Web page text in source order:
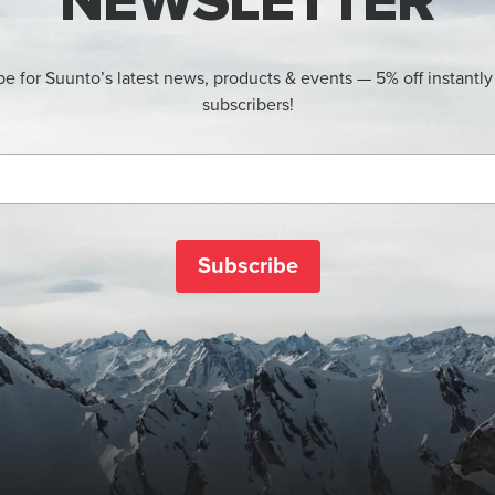
for Suunto’s latest news, products & events — 5% off
subscribers!
Subscribe